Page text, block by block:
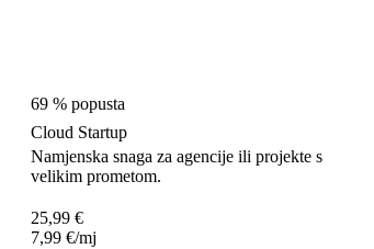
69 % popusta
Cloud Startup
Namjenska snaga za agencije ili projekte s
velikim prometom.
25,99 €
7,99 €/mj